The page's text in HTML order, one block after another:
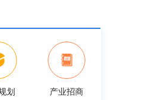
划 产业招商